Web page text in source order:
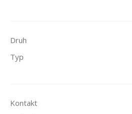
Druh
Typ
Kontakt